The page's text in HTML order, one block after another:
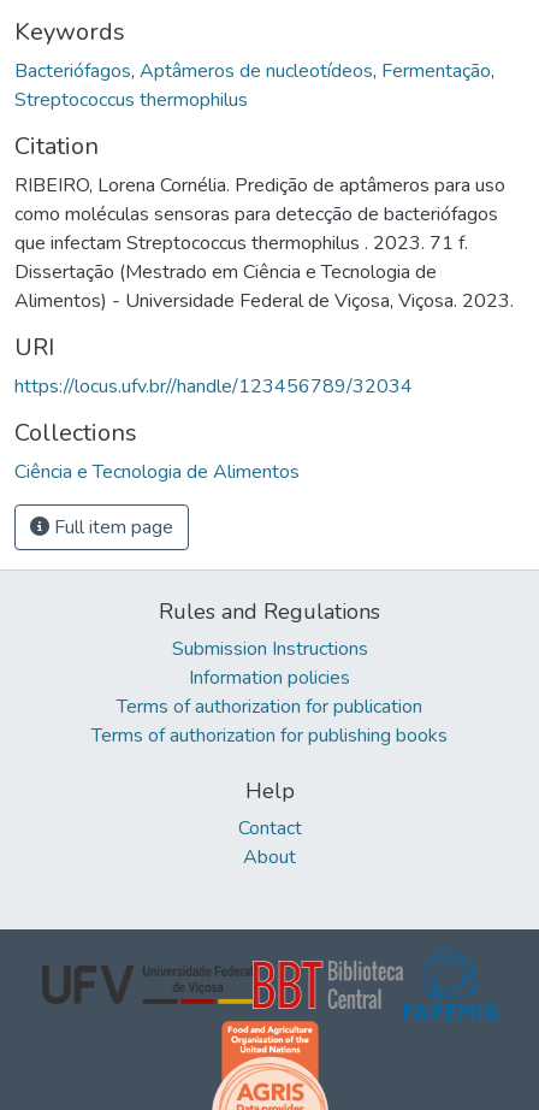
Keywords
Bacteriófagos, Aptâmeros de nucleotídeos, Fermentação,
Streptococcus thermophilus
Citation
RIBEIRO, Lorena Cornélia. Predição de aptâmeros para uso
como moléculas sensoras para detecção de bacteriófagos
que infectam Streptococcus thermophilus . 2023. 71 f.
Dissertação (Mestrado em Ciência e Tecnologia de
Alimentos) - Universidade Federal de Viçosa, Viçosa. 2023.
URI
https://locus.ufv.br//handle/123456789/32034
Collections
Ciência e Tecnologia de Alimentos
Full item page
Rules and Regulations
Submission Instructions
Information policies
Terms of authorization for publication
Terms of authorization for publishing books
Help
Contact
About